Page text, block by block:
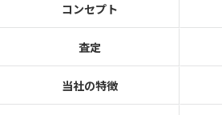
コンセプト
査定
当社の特徴